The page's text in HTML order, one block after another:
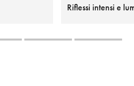
Riflessi intensi e